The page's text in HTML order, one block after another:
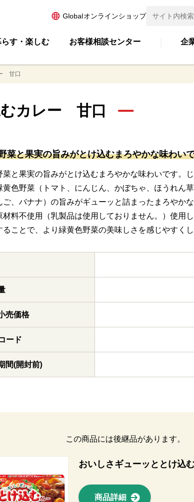
Globalオンラインショップ
らす・楽しむ お客様相談センター 企
甘口
むカレー 甘口
菜と果実の旨みがとけ込むまろやかな味わい
菜と果実の旨みがとけ込むまろやかな味わいです。
黄色野菜（トマト、にんじん、かぼちゃ、ほうれん
ご、バナナ）の旨みがギューッと詰まったまろやか
材料不使用（乳製品は使用しておりません。）使用
ることで、より緑黄色野菜の美味しさを感じやすくし
売価格
ード
間(開封前)
この商品には後継品があります。
おいしさギューッととけ込
商品詳細